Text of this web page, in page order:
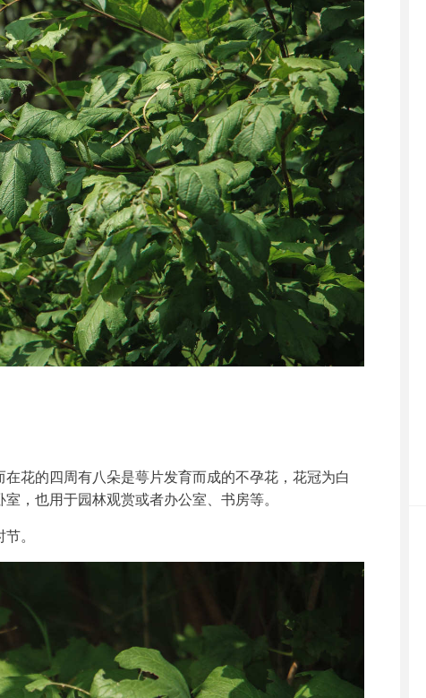
花的四周有八朵是萼片发育而成的不孕花，花冠为白
，也用于园林观赏或者办公室、书房等。
。